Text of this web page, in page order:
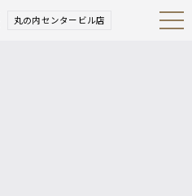
丸の内センタービル店 Open
Navig